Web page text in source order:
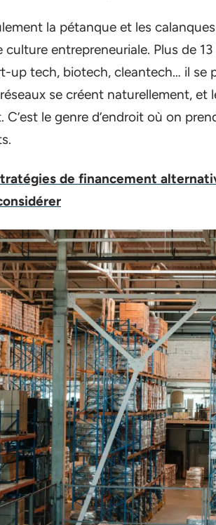
la pétanque et les
entrepreneuriale. Plus de
up tech, biotech, cleantech… il se
réseaux se créent naturellement,
le genre d’endroit où on
de financement